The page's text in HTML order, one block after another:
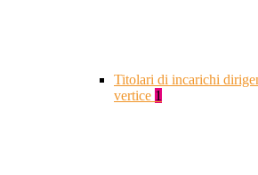
Titolari di incarichi
vertice 1